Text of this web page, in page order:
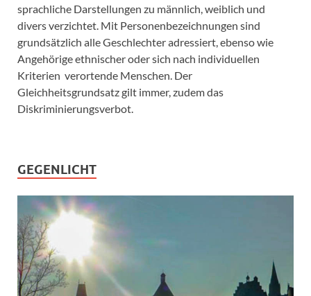
sprachliche Darstellungen zu männlich, weiblich und
divers verzichtet. Mit Personenbezeichnungen sind
grundsätzlich alle Geschlechter adressiert, ebenso wie
Angehörige ethnischer oder sich nach individuellen
Kriterien verortende Menschen. Der
Gleichheitsgrundsatz gilt immer, zudem das
Diskriminierungsverbot.
GEGENLICHT